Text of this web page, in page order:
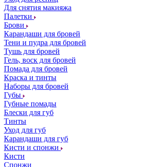
Для снятия макияжа
Палетки
Брови
Карандаши для бровей
Тени и пудра для бровей
Тушь для бровей
Гель, воск для бровей
Помада для бровей
Краска и тинты
Наборы для бровей
Губы
Губные помады
Блески для губ
Тинты
Уход для губ
Карандаши для губ
Кисти и спонжи
Кисти
Спонжи